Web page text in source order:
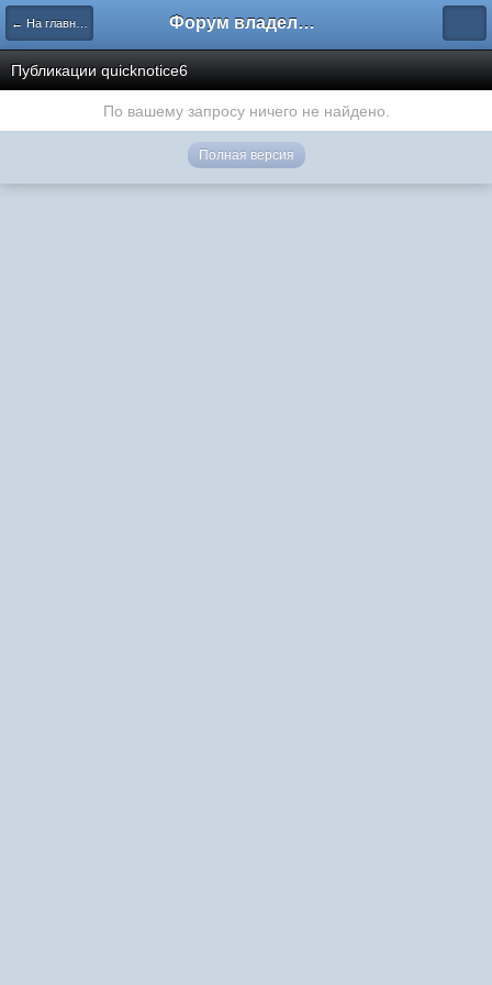
← На главную Форум владельцев интернет-магазинов
Публикации quicknotice6
По вашему запросу ничего не найдено.
Полная версия